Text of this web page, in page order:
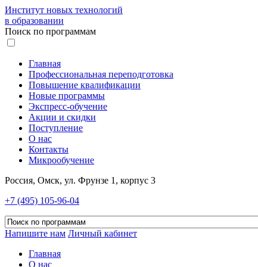
Институт новых технологий
в образовании
Поиск по программам
Главная
Профессиональная переподготовка
Повышение квалификации
Новые программы
Экспресс-обучение
Акции и скидки
Поступление
О нас
Контакты
Микрообучение
Россия, Омск, ул. Фрунзе 1, корпус 3
+7 (495) 105-96-04
Напишите нам Личный кабинет
Главная
О нас